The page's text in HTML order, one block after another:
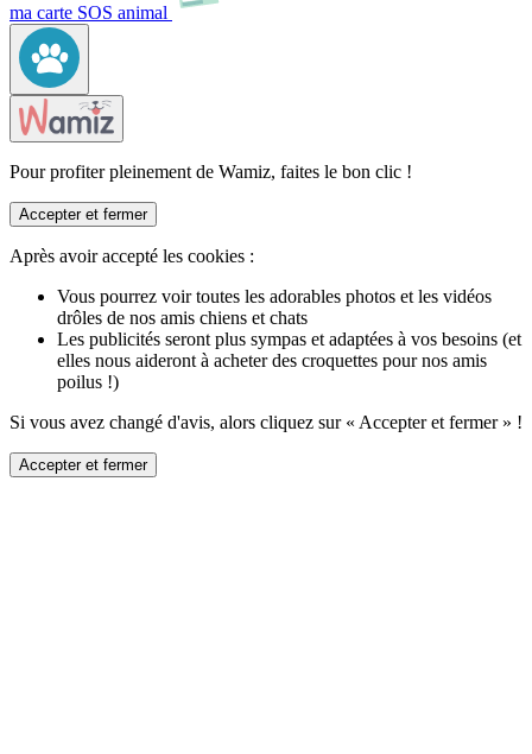
ma carte SOS animal
Pour profiter pleinement de Wamiz, faites le bon clic !
Accepter et fermer
Après avoir accepté les cookies :
Vous pourrez voir toutes les adorables photos et les vidéos
drôles de nos amis chiens et chats
Les publicités seront plus sympas et adaptées à vos besoins (et
elles nous aideront à acheter des croquettes pour nos amis
poilus !)
Si vous avez changé d'avis, alors cliquez sur « Accepter et fermer » !
Accepter et fermer